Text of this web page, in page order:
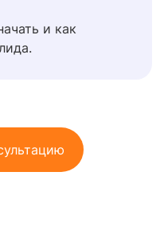
и как